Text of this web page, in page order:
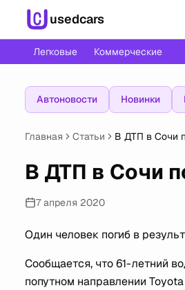
usedcars
Легковые Коммерческие
Автоновости Новинки
Главная Статьи В ДТП в Сочи
В ДТП в Сочи
7 апреля 2020
Один человек погиб в
Сообщается, что 61-летний
попутном направлении